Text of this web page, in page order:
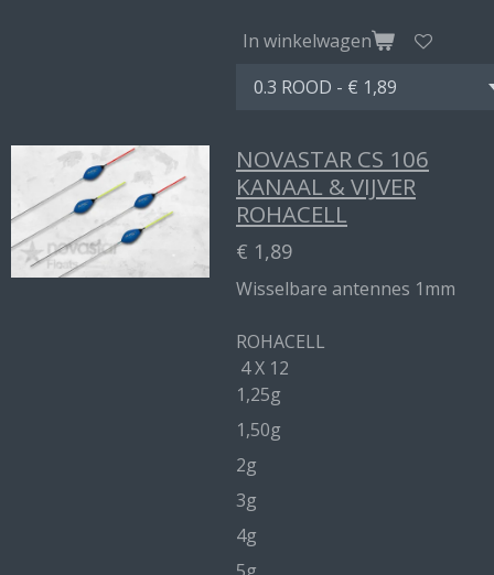
In winkelwagen
NOVASTAR CS 106
KANAAL & VIJVER
ROHACELL
€ 1,89
Wisselbare antennes 1mm
ROHACELL
4 X 12
1,25g
1,50g
2g
3g
4g